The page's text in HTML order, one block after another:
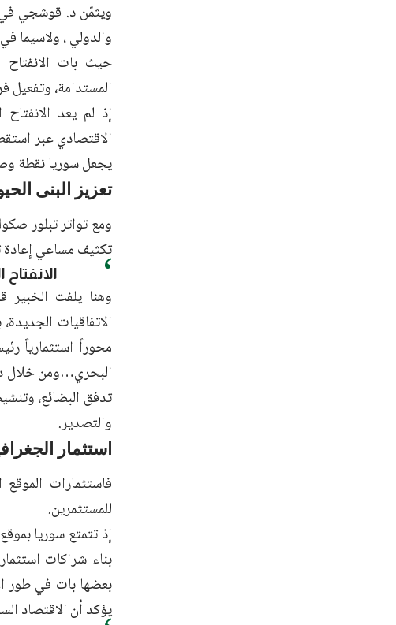
ويثمّن د. قوشجي في
والدولي ، ولاسيما
حيث بات الانفتاح
المستدامة،
إذ لم يعد
الاقتصادي عبر
يجعل سوريا نقطة
تعزيز البنى
ومع تواتر تبلور
تكثيف مساعي إعادة
الانفتاح
وهنا يلفت
الاتفاقيات
محوراً استثمارياً
البحري…ومن خلال
تدفق البضائع،
والتصدير.
استثمار
فاستثمارات
للمستثمرين.
إذ تتمتع سوريا
بناء شراكات
بعضها بات في طور
يؤكد أن الاقتصاد